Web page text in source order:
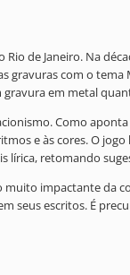
de Janeiro. Na
gravuras com o
em metal
Como
e às cores. O
lírica, retomando
impactante
seus escritos. É